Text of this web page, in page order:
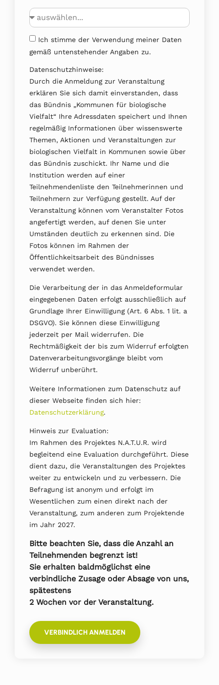
Ich stimme der Verwendung meiner Daten
gemäß untenstehender Angaben zu.
Datenschutzhinweise:
Durch die Anmeldung zur Veranstaltung
erklären Sie sich damit einverstanden, dass
das Bündnis „Kommunen für biologische
Vielfalt“ Ihre Adressdaten speichert und Ihnen
regelmäßig Informationen über wissenswerte
Themen, Aktionen und Veranstaltungen zur
biologischen Vielfalt in Kommunen sowie über
das Bündnis zuschickt. Ihr Name und die
Institution werden auf einer
Teilnehmendenliste den Teilnehmerinnen und
Teilnehmern zur Verfügung gestellt. Auf der
Veranstaltung können vom Veranstalter Fotos
angefertigt werden, auf denen Sie unter
Umständen deutlich zu erkennen sind. Die
Fotos können im Rahmen der
Öffentlichkeitsarbeit des Bündnisses
verwendet werden.
Die Verarbeitung der in das Anmeldeformular
eingegebenen Daten erfolgt ausschließlich auf
Grundlage Ihrer Einwilligung (Art. 6 Abs. 1 lit. a
DSGVO). Sie können diese Einwilligung
jederzeit per Mail widerrufen. Die
Rechtmäßigkeit der bis zum Widerruf erfolgten
Datenverarbeitungsvorgänge bleibt vom
Widerruf unberührt.
Weitere Informationen zum Datenschutz auf
dieser Webseite finden sich hier:
Datenschutzerklärung.
Hinweis zur Evaluation:
Im Rahmen des Projektes N.A.T.U.R. wird
begleitend eine Evaluation durchgeführt. Diese
dient dazu, die Veranstaltungen des Projektes
weiter zu entwickeln und zu verbessern. Die
Befragung ist anonym und erfolgt im
Wesentlichen zum einen direkt nach der
Veranstaltung, zum anderen zum Projektende
im Jahr 2027.
Bitte beachten Sie, dass die Anzahl an
Teilnehmenden begrenzt ist!
Sie erhalten baldmöglichst eine
verbindliche Zusage oder Absage von uns,
spätestens
2 Wochen vor der Veranstaltung.
VERBINDLICH ANMELDEN